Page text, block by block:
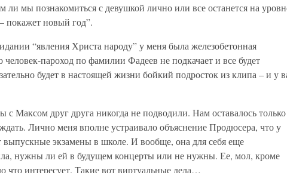
мы познакомиться с девушкой лично или все останется на
покажет новый год”.
“явления Христа народу” у меня была железобетонная
человек-пароход по фамилии Фадеев не подкачает и все будет
будет в настоящей жизни бойкий подросток из клипа – и у
Максом друг друга никогда не подводили. Нам оставалось только
Лично меня вполне устраивало объяснение Продюсера, что у
выпускные экзамены в школе. И вообще, она для себя еще
нужны ли ей в будущем концерты или не нужны. Ее, мол, кроме
что интересует. Такие вот виртуальные дела…